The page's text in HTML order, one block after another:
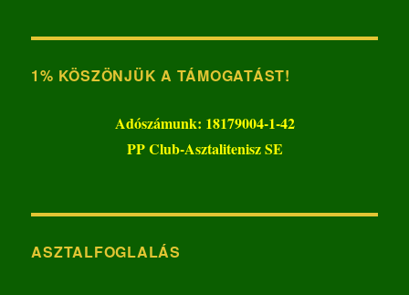
1% KÖSZÖNJÜK A TÁMOGATÁST!
Adószámunk: 18179004-1-42
PP Club-Asztalitenisz SE
ASZTALFOGLALÁS